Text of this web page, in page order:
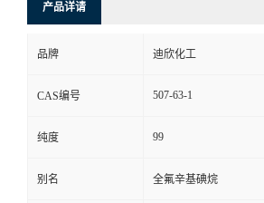
方
式
在
线
产品详请
品牌 迪欣化工
CAS编号 507-63-1
纯度 99
别名 全氟辛基碘烷